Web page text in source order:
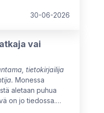
Arvovaltaisissa
30-06-2026
vai
tietokirjailija
Monessa
aletaan puhua
on jo tiedossa.